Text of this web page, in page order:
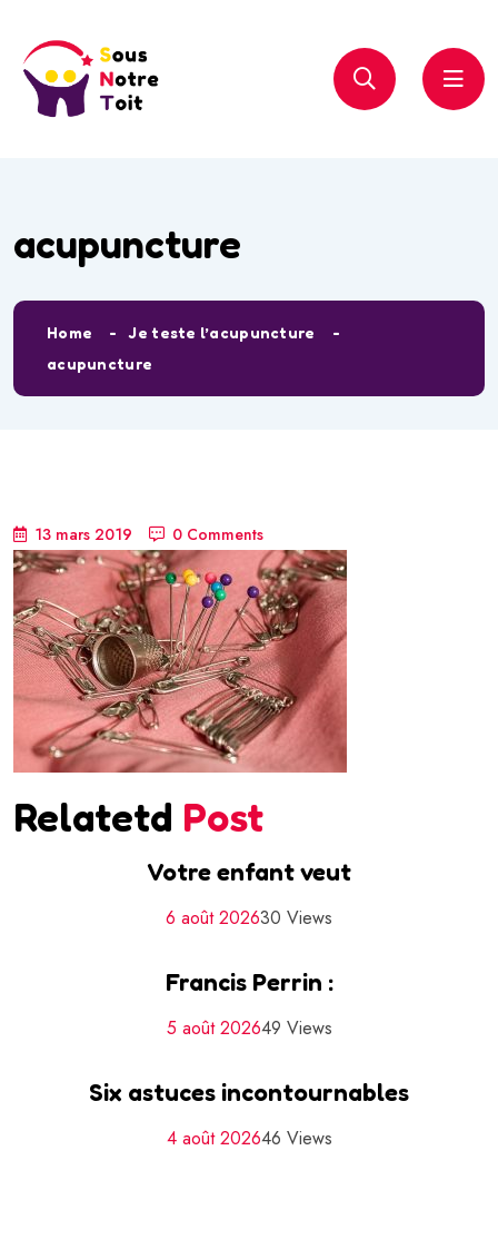
acupuncture
Home
Je teste l’acupuncture
acupuncture
13 mars 2019 0 Comments
Relatetd Post
Votre enfant veut
6 août 202630 Views
Francis Perrin :
5 août 202649 Views
Six astuces incontournables
4 août 202646 Views